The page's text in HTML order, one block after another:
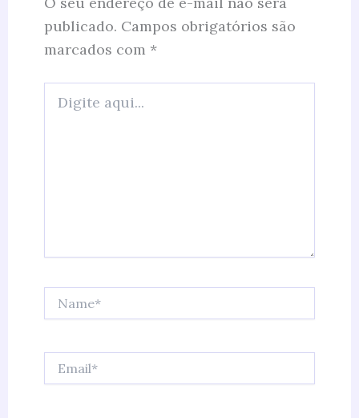
publicado. Campos obrigatórios são
marcados com *
aqui...